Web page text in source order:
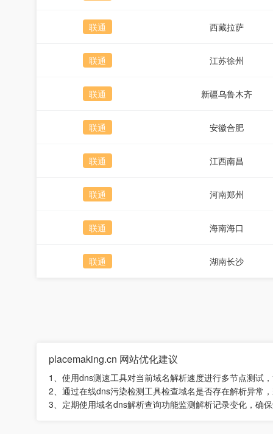
联通 西藏拉萨
联通 江苏徐州
联通 新疆乌鲁木齐
联通 安徽合肥
联通 江西南昌
联通 河南郑州
联通 海南海口
联通 湖南长沙
placemaking.cn 网站优化建议
1、使用dns测速工具对当前域名解析速度进行多节点测试
2、通过在线dns污染检测工具检查域名是否存在解析异常
3、定期使用域名dns解析查询功能监测解析记录变化，确